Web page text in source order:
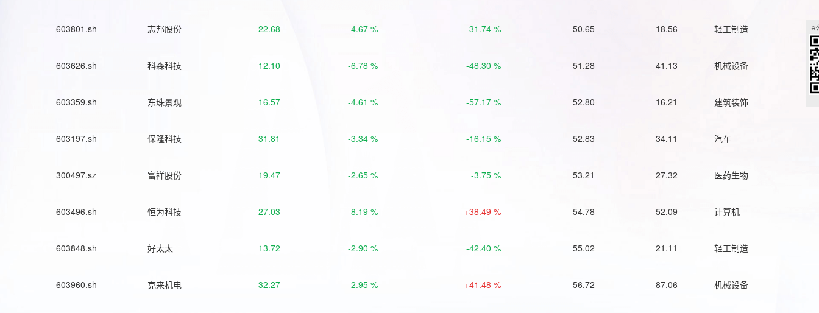
603801.sh 志邦股份 22.68 -4.67 % -31.74 % 50.65 18.56 轻工制造
603626.sh 科森科技 12.10 -6.78 % -48.30 % 51.28 41.13 机械设备
603359.sh 东珠景观 16.57 -4.61 % -57.17 % 52.80 16.21 建筑装饰
603197.sh 保隆科技 31.81 -3.34 % -16.15 % 52.83 34.11 汽车
300497.sz 富祥股份 19.47 -2.65 % -3.75 % 53.21 27.32 医药生物
603496.sh 恒为科技 27.03 -8.19 % +38.49 % 54.78 52.09 计算机
603848.sh 好太太 13.72 -2.90 % -42.40 % 55.02 21.11 轻工制造
603960.sh 克来机电 32.27 -2.95 % +41.48 % 56.72 87.06 机械设备